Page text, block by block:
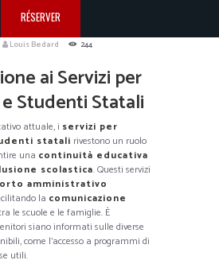
RÉSERVER
Louis Bedard 244
ai Servizi per
Studenti Statali
attuale, i servizi per
statali rivestono un ruolo
una continuità educativa
scolastica. Questi servizi
amministrativo
la comunicazione
le scuole e le famiglie. È
siano informati sulle diverse
come l’accesso a programmi di
utili.